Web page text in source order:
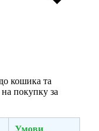
кошика та
покупку за